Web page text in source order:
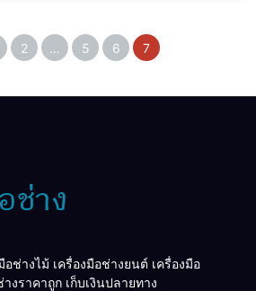
2 … 5 6 7
อช่างไม้ เครื่องมือช่างยนต์ เครื่องมือ
งราคาถูก เก็บเงินปลายทาง